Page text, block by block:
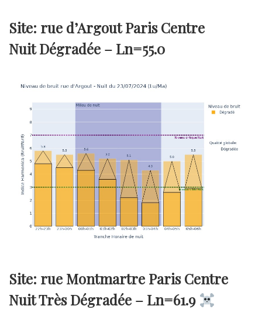
Site: rue d’Argout Paris Centre
Nuit Dégradée – Ln=55.0
Site: rue Montmartre Paris Centre
Nuit Très Dégradée – Ln=61.9